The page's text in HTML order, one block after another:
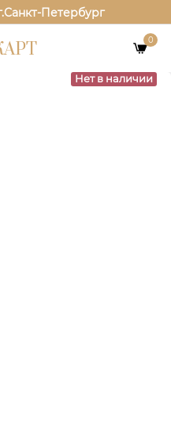
Петербург
0
Нет в наличии